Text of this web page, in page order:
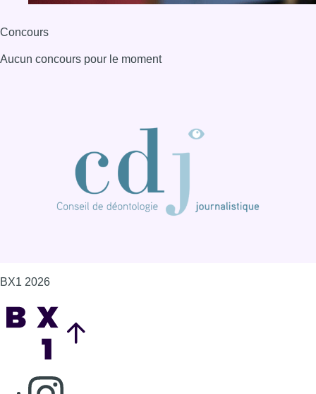
Concours
Aucun concours pour le moment
BX1 2026
Consulter page Instagram